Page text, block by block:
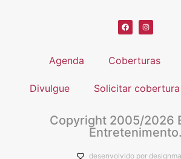
Agenda Coberturas
Divulgue Solicitar cobertura
Copyright 2005/2026
Entretenimento.
desenvolvido por